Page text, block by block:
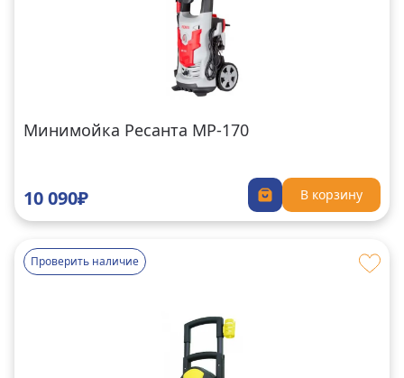
Минимойка Ресанта МР-170
10 090₽ В корзину
Проверить наличие